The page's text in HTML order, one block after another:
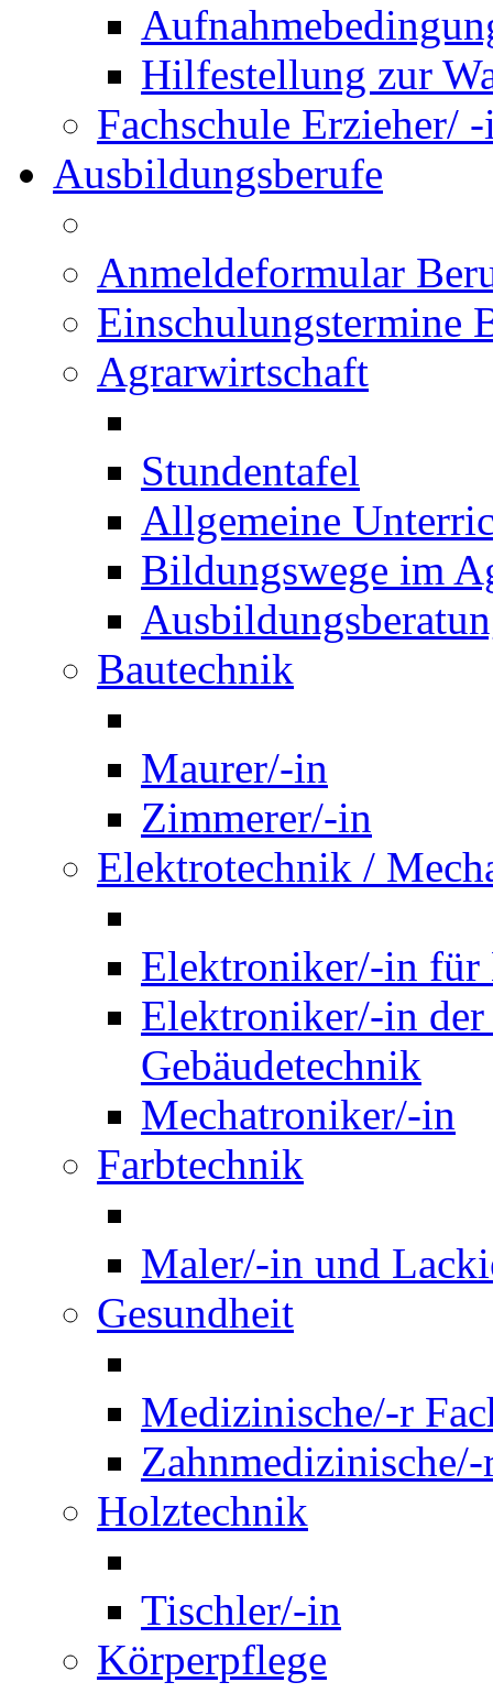
Hilfestellung zur
Fachschule Erzieher/
Ausbildungsberufe
Anmeldeformular
Einschulungstermine
Agrarwirtschaft
Stundentafel
Allgemeine
Bildungswege im
Bautechnik
Maurer/-in
Zimmerer/-in
Elektrotechnik /
Elektroniker/-in für
Elektroniker/-in
Gebäudetechnik
Mechatroniker/-in
Farbtechnik
Maler/-in und
Gesundheit
Medizinische/-r
Holztechnik
Tischler/-in
Körperpflege